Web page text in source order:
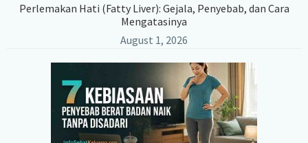
Perlemakan Hati (Fatty Liver): Gejala, Penyebab, dan Cara
Mengatasinya
August 1, 2026